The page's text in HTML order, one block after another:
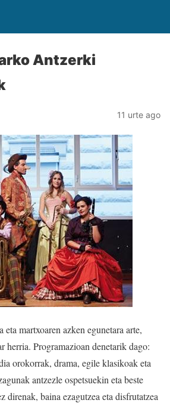
Antzerki
11 urte ago
eta martxoaren azken egunetara arte,
herria. Programazioan denetarik dago:
orokorrak, drama, egile klasikoak eta
antzezle ospetsuekin eta beste
direnak, baina ezagutzea eta disfrutatzea